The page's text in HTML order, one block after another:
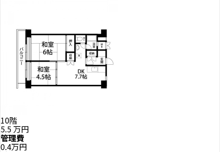
10階
5.5万円
管理費
0.4万円